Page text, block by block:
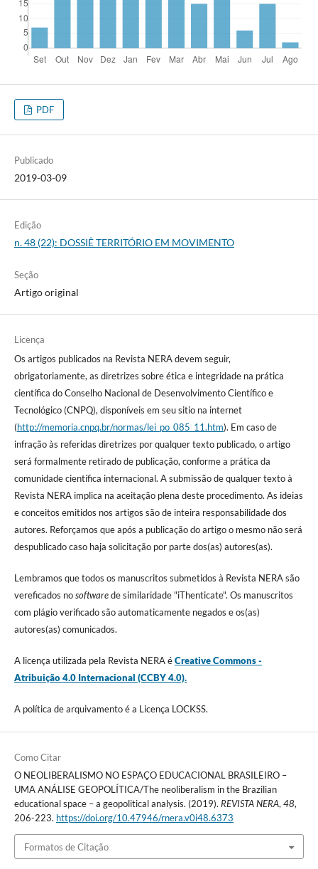
PDF
Publicado
2019-03-09
Edição
n. 48 (22): DOSSIÊ TERRITÓRIO EM MOVIMENTO
Seção
Artigo original
Licença
Os artigos publicados na Revista NERA devem seguir,
obrigatoriamente, as diretrizes sobre ética e integridade na prática
científica do Conselho Nacional de Desenvolvimento Científico e
Tecnológico (CNPQ), disponíveis em seu sitio na internet
(http://memoria.cnpq.br/normas/lei_po_085_11.htm). Em caso de
infração às referidas diretrizes por qualquer texto publicado, o artigo
será formalmente retirado de publicação, conforme a prática da
comunidade científica internacional. A submissão de qualquer texto à
Revista NERA implica na aceitação plena deste procedimento. As ideias
e conceitos emitidos nos artigos são de inteira responsabilidade dos
autores. Reforçamos que após a publicação do artigo o mesmo não será
despublicado caso haja solicitação por parte dos(as) autores(as).
Lembramos que todos os manuscritos submetidos à Revista NERA são
vereficados nosoftwarede similaridade "iThenticate". Os manuscritos
com plágio verificado são automaticamente negados e os(as)
autores(as) comunicados.
A licença utilizada pela Revista NERA éCreative Commons -
Atribuição 4.0 Internacional (CCBY 4.0).
A política de arquivamento é a Licença LOCKSS.
Como Citar
O NEOLIBERALISMO NO ESPAÇO EDUCACIONAL BRASILEIRO –
UMA ANÁLISE GEOPOLÍTICA/The neoliberalism in the Brazilian
educational space – a geopolitical analysis. (2019). REVISTA NERA,48,
206-223. https://doi.org/10.47946/rnera.v0i48.6373
Formatos de Citação